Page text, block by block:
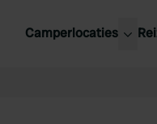
Camperlocaties